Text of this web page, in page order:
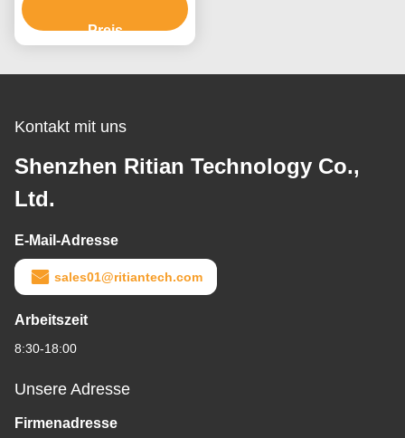
PE-Schutzfolie
Preis
Kontakt mit uns
Shenzhen Ritian Technology Co.,
Ltd.
E-Mail-Adresse
sales01@ritiantech.com
Arbeitszeit
8:30-18:00
Unsere Adresse
Firmenadresse